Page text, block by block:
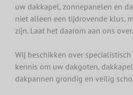
uw dakkapel, zonnepanelen en
niet alleen een tijdrovende klus,
zijn. Laat het daarom aan ons over.
Wij beschikken over
kennis om uw dakgoten,
dakpannen grondig en veilig